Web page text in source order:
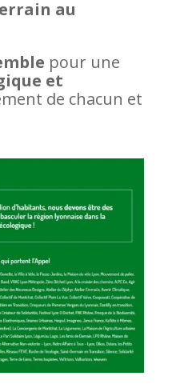
au
pour une
et
de chacun et